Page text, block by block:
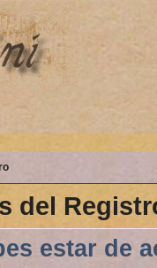
del
estar de